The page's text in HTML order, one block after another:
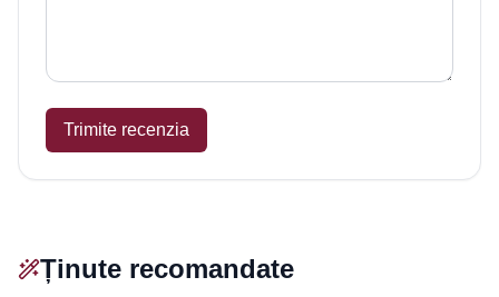
Trimite recenzia
Ținute recomandate